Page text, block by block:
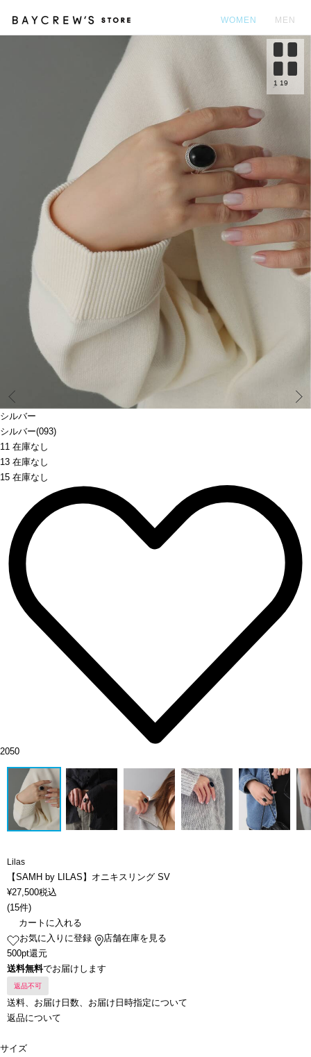
WOMEN MEN
シルバー
シルバー(093)
11 在庫なし
13 在庫なし
15 在庫なし
1 19
2050
Lilas
【SAMH by LILAS】オニキスリング SV
¥27,500税込
(15件)
カートに入れる
お気に入りに登録
店舗在庫を見る
500pt還元
送料無料でお届けします
返品不可
送料、お届け日数、お届け日時指定について
返品について
サイズ